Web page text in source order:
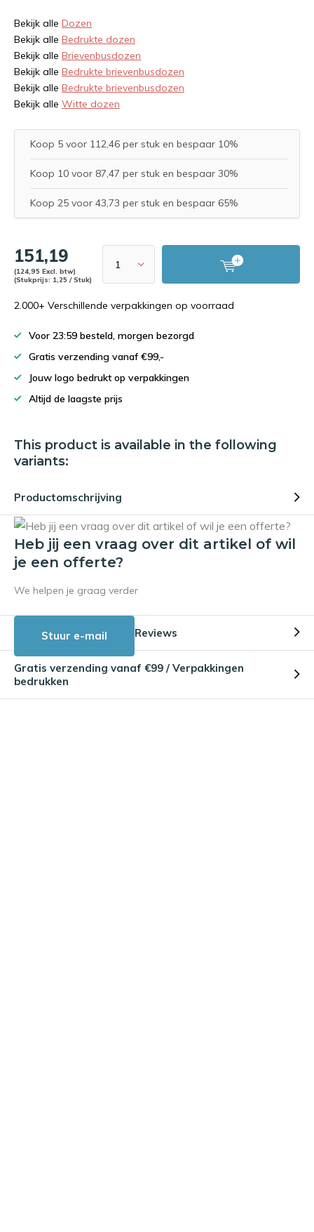
Bekijk alle Dozen
Bekijk alle Bedrukte dozen
Bekijk alle Brievenbusdozen
Bekijk alle Bedrukte brievenbusdozen
Bekijk alle Bedrukte brievenbusdozen
Bekijk alle Witte dozen
Koop 5 voor 112,46 per stuk en bespaar 10%
Koop 10 voor 87,47 per stuk en bespaar 30%
Koop 25 voor 43,73 per stuk en bespaar 65%
151,19
(124,95 Excl. btw)
(Stukprijs: 1,25 / Stuk)
2.000+ Verschillende verpakkingen op voorraad
Voor 23:59 besteld, morgen bezorgd
Gratis verzending vanaf €99,-
Jouw logo bedrukt op verpakkingen
Altijd de laagste prijs
This product is available in the following
variants:
Productomschrijving
Heb jij een vraag over dit artikel of wil
je een offerte?
We helpen je graag verder
Stuur e-mail Reviews
Gratis verzending vanaf €99 / Verpakkingen
bedrukken